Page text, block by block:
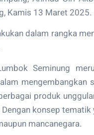
Kamis 13 Maret 2025.
dalam rangka
Seminung
mengembangkan
produk
konsep
mancanegara.